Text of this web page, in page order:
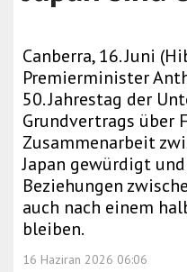
Canberra, 16. Juni
Premierminister
50. Jahrestag der
Grundvertrags über
Zusammenarbeit
Japan gewürdigt
Beziehungen
auch nach einem
bleiben.
16 Haziran 2026 06:06